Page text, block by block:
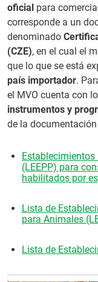
oficial para
corresponde a un
denominado
(CZE), en el cual el
que lo que se está
país importador.
el MVO cuenta con
instrumentos y
de la
Establecimientos
(LEEPP) para
habilitados por
Lista de
para Animales
Lista de